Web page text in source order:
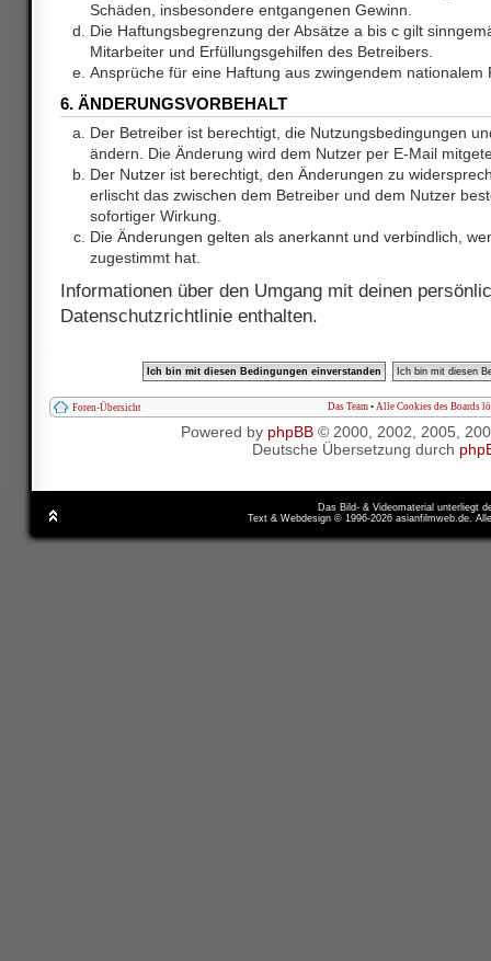
Schäden, insbesondere entgangenen Gewinn.
Die Haftungsbegrenzung der Absätze a bis c gilt
Mitarbeiter und Erfüllungsgehilfen des Betreibers.
Ansprüche für eine Haftung aus zwingendem nationalem
6. ÄNDERUNGSVORBEHALT
Der Betreiber ist berechtigt, die Nutzungsbedingungen
ändern. Die Änderung wird dem Nutzer per E-Mail
Der Nutzer ist berechtigt, den Änderungen zu
erlischt das zwischen dem Betreiber und dem Nutzer
sofortiger Wirkung.
Die Änderungen gelten als anerkannt und verbindlich,
zugestimmt hat.
Informationen über den Umgang mit deinen
Datenschutzrichtlinie enthalten.
Foren-Übersicht Das Team • Alle Cookies des Boards
Powered by phpBB© 2000, 2002, 2005,
Deutsche Übersetzung durch
Das Bild- & Videomaterial unterliegt
Text & Webdesign © 1996-2026 asianfilmweb.de.